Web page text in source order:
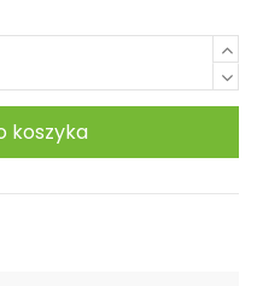
koszyka